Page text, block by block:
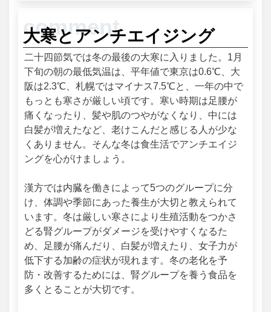
大寒とアンチエイジング
二十四節気では冬の最後の大寒に入りました。1月
下旬の朝の最低気温は、平年値で東京は0.6℃、大
阪は2.3℃、札幌ではマイナス7.5℃と、一年の中で
もっとも寒さが厳しい頃です。寒い時期は足腰が
痛くなったり、髪や肌のつやがなくなり、中には
白髪が増えたなど、老けこんだと感じる人が少な
くありません。そんな冬は食生活でアンチエイジ
ングを心がけましょう。
漢方では内臓を働きによって5つのグループに分
け、体調や季節にあった養生が大切と教えられて
います。冬は厳しい寒さにより生殖活動をつかさ
どる腎グループがダメージを受けやすくなるた
め、足腰が痛んだり、白髪が増えたり、女子力が
低下する加齢の症状が現れます。冬の老化を予
防・改善するためには、腎グループを養う食品を
多くとることが大切です。